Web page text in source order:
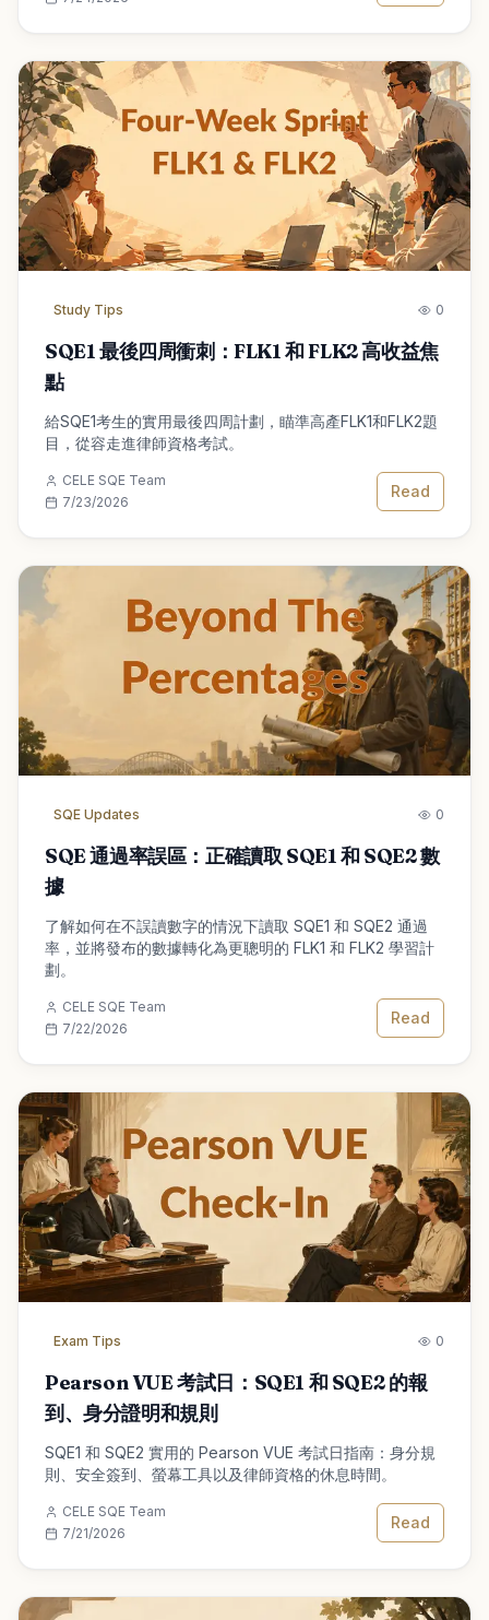
Study Tips 0
SQE1 最後​​四周衝刺：FLK1 和 FLK2 高收益焦
點
給SQE1考生的實用最後四周計劃，瞄準高產FLK1和FLK2題
目，從容走進律師資格考試。
CELE SQE Team
7/23/2026
Read
SQE Updates 0
SQE 通過率誤區：正確讀取 SQE1 和 SQE2 數
據
了解如何在不誤讀數字的情況下讀取 SQE1 和 SQE2 通過
率，並將發布的數據轉化為更聰明的 FLK1 和 FLK2 學習計
劃。
CELE SQE Team
7/22/2026
Read
Exam Tips 0
Pearson VUE 考試日：SQE1 和 SQE2 的報
到、身分證明和規則
SQE1 和 SQE2 實用的 Pearson VUE 考試日指南：身分規
則、安全簽到、螢幕工具以及律師資格的休息時間。
CELE SQE Team
7/21/2026
Read